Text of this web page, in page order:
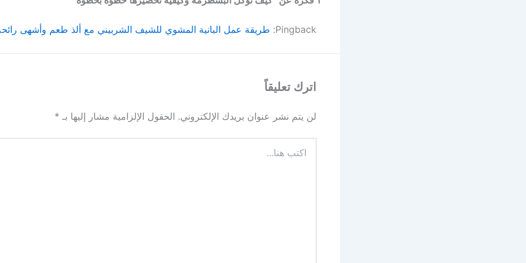
Pingback: طريقة عمل البانية المشوي للشيف الشربيني مع ألذ طعم وأشهى
اترك تعليقاً
لن يتم نشر عنوان بريدك الإلكتروني. الحقول الإلزامية مشار إليها بـ *
هنا...